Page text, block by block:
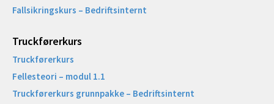
Fallsikringskurs – Bedriftsinternt
Truckførerkurs
Truckførerkurs
Fellesteori – modul 1.1
Truckførerkurs grunnpakke – Bedriftsinternt